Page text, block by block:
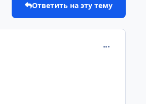
Ответить на эту тему